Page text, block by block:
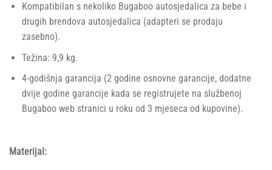
Kompatibilan s nekoliko Bugaboo autosjedalica za bebe i
drugih brendova autosjedalica (adapteri se prodaju
zasebno).
Težina: 9,9 kg.
4-godišnja garancija (2 godine osnovne garancije, dodatne
dvije godine garancije kada se registrujete na službenoj
Bugaboo web stranici u roku od 3 mjeseca od kupovine).
Materijal: